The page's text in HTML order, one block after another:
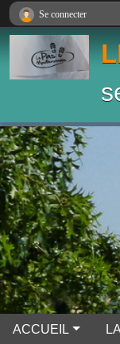
ACCUEIL
Se connecter
Panneau de gestion